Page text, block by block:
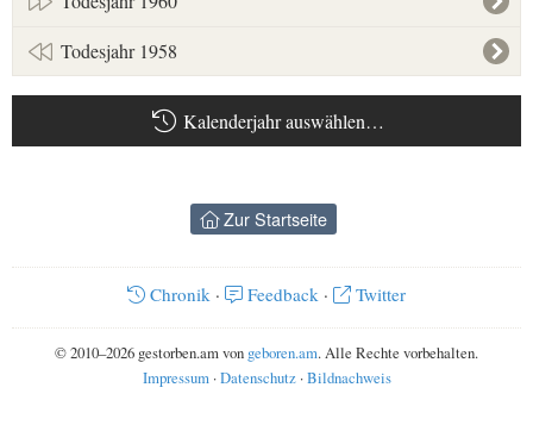
Todesjahr 1958
Kalenderjahr auswählen…
Zur Startseite
Chronik · Feedback · Twitter
© 2010–2026 gestorben.am von geboren.am. Alle Rechte vorbehalten.
Impressum·Datenschutz·Bildnachweis